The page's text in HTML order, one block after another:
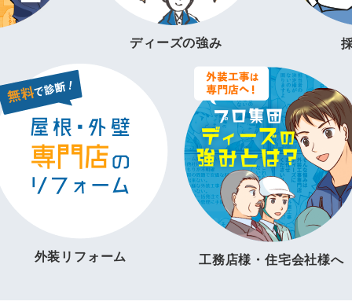
ディーズの強み
外装リフォーム 工務店様・住宅会社様へ